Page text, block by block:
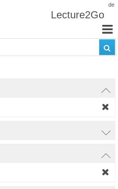
de
Lecture2Go